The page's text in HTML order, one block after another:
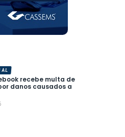
recebe multa de
danos causados a